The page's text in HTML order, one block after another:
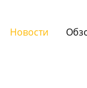
Новости